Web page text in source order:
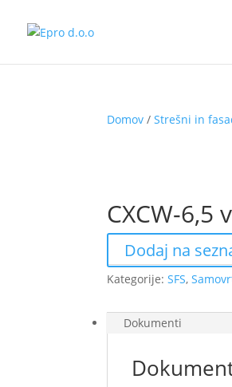
Domov /Strešni in
CXCW-6,5
Dodaj na
Kategorije:SFS,
Dokumenti